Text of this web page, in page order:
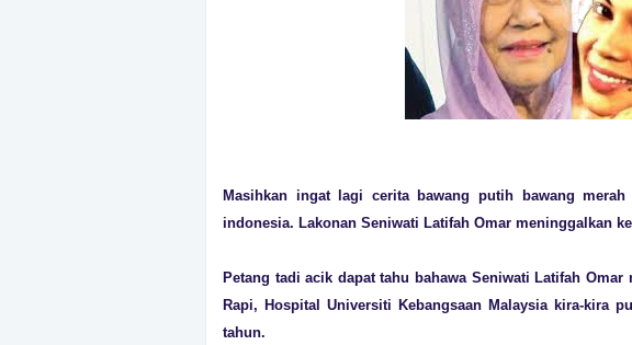
Masihkan ingat lagi cerita bawang putih bawang
indonesia. Lakonan Seniwati Latifah Omar meninggalkan
Petang tadi acik dapat tahu bahawa Seniwati Latifah
Rapi, Hospital Universiti Kebangsaan Malaysia kira-kira
tahun.